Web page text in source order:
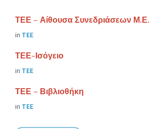
ΤΕΕ – Αίθουσα Συνεδριάσεων Μ.Ε.
in ΤΕΕ
ΤΕΕ-Ισόγειο
in ΤΕΕ
ΤΕΕ – Βιβλιοθήκη
in ΤΕΕ